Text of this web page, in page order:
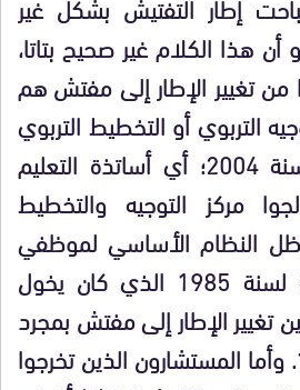
هذا الكلام غير صحيح بتاتا،
من تغيير الإطار إلى مفتش هم
التربوي أو التخطيط التربوي
الذين تخرجوا قبل سنة 2004؛ أي أساتذة التعليم
مركز التوجيه والتخطيط
ظل النظام الأساسي لموظفي
وزارة التربية الوطنية لسنة 1985 الذي كان يخول
تغيير الإطار إلى مفتش بمجرد
الترقي إلى السلم 11. وأما المستشارون الذين تخرجوا